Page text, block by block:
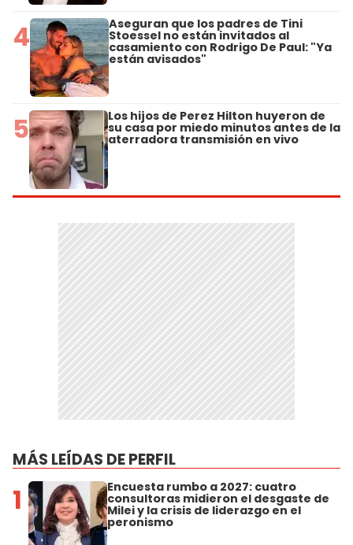
4 Aseguran que los padres de Tini
Stoessel no están invitados al
casamiento con Rodrigo De Paul: "Ya
están avisados"
5 Los hijos de Perez Hilton huyeron de
su casa por miedo minutos antes de la
aterradora transmisión en vivo
MÁS LEÍDAS DE PERFIL
1 Encuesta rumbo a 2027: cuatro
consultoras midieron el desgaste de
Milei y la crisis de liderazgo en el
peronismo